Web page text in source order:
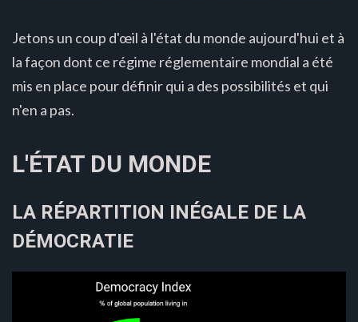
Jetons un coup d'œil à l'état du monde aujourd'hui et à
la façon dont ce régime réglementaire mondial a été
mis en place pour définir qui a des possibilités et qui
n'en a pas.
L'ÉTAT DU MONDE
LA RÉPARTITION INÉGALE DE LA
DÉMOCRATIE